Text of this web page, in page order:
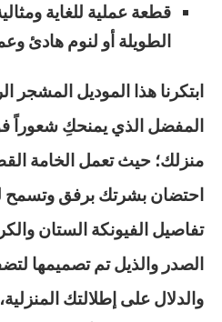
قطعة عملية للغاية
الطويلة أو لنوم هادئ
ابتكرنا هذا الموديل المشجر
المفضل الذي يمنحكِ شعوراً
منزلك؛ حيث تعمل الخامة
احتضان بشرتك برفق
تفاصيل الفيونكة الستان
الصدر والذيل تم تصميمها
والدلال على إطلالتك